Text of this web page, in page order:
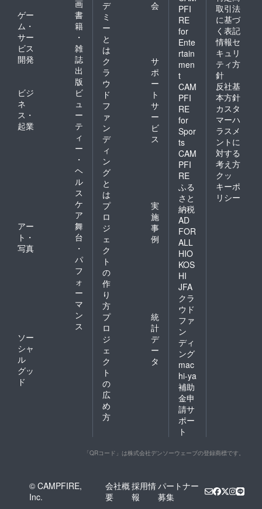
画
ゲー
ム・
サー
ビス
開発
書
籍
・
雑
誌
出
版
ビジ
ネ
ス・
起業
ビ
ュ
ー
テ
ィ
ー
・
ヘ
ル
ス
ケ
ア
アー
ト・
写真
舞
台
・
パ
フ
ォ
ー
マ
ン
ス
ソー
シャ
ル
グッ
ド
デ
ミ
ー
と
は
会
ク
ラ
ウ
ド
フ
ァ
ン
デ
ィ
ン
グ
と
は
サ
ポ
ー
ト
サ
ー
ビ
ス
プ
ロ
ジ
ェ
ク
ト
の
作
り
方
実
施
事
例
プ
ロ
ジ
ェ
ク
ト
の
広
め
方
統
計
デ
ー
タ
PFI
RE
for
Ente
rtain
men
t
CAM
PFI
RE
for
Spor
ts
CAM
PFI
RE
ふる
さと
納税
AD
FOR
ALL
HIO
KOS
HI
JFA
クラ
ウド
ファ
ン
ディ
ング
mac
hi-ya
補助
金申
請サ
ポー
ト
取引法
に基づ
く表記
情報セ
キュリ
ティ方
針
反社基
本方針
カスタ
マーハ
ラスメ
ントに
対する
考え方
クッ
キーポ
リシー
「QRコード」は株式会社デンソーウェーブの登録商標です。
© CAMPFIRE,
Inc.
会社概
要
採用情
報
パートナー
募集